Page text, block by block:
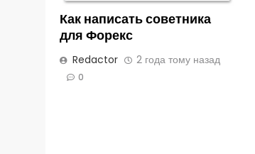
Как написать советника
для Форекс
Redactor 2 года тому назад
0